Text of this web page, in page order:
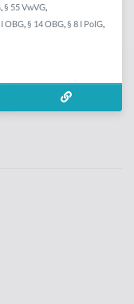
§ 55 VwVG
OBG § 14 OBG § 8 I PolG